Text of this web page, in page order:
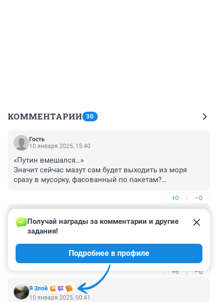
КОММЕНТАРИИ 30
Гость
10 января 2025, 15:40
«Путин вмешался…»
Значит сейчас мазут сам будет выходить из моря
сразу в мусорку, фасованный по пакетам?
+0 –0
10 января 2025, 09:46
о как! не прошло и пол года как 87 процентный
понял, что без штаба и прочих комиссий мазут не
убрать с пляжей! шас еще природнадзор штраф кому
нибудь сто миллионный выпишет и быстренько его в
бюджет москвы перечислят!
+6 –0
Я Злой
Получай награды за комментарии и другие
задания!
Подробнее в профиле
10 января 2025, 00:41